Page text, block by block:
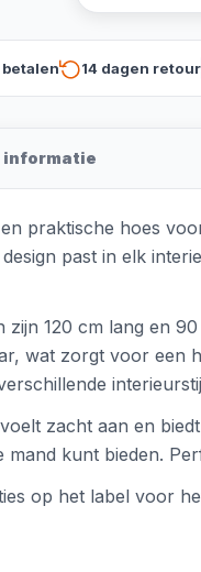
14 dagen retour
informatie
praktische hoes
past in elk
120 cm lang en
wat zorgt voor
zacht aan en
kunt bieden.
op het label voor